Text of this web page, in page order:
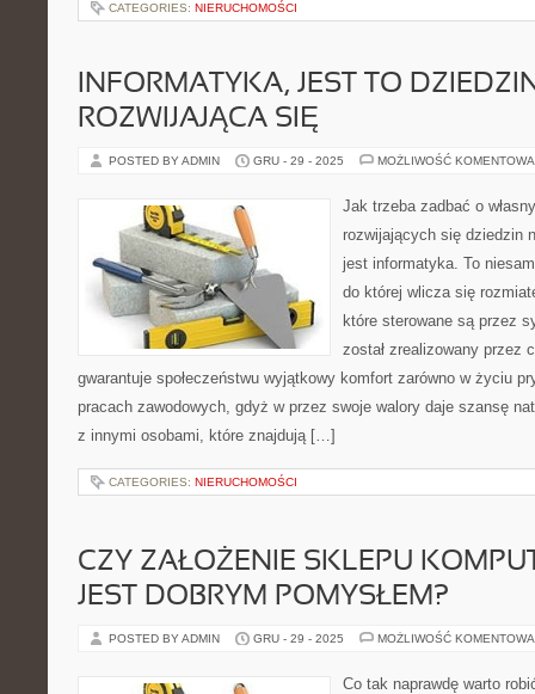
CATEGORIES: NIERUCHOMOŚCI
INFORMATYKA, JEST TO
ROZWIJAJĄCA SIĘ
POSTED BY ADMIN GRU - 29 - 2025 MOŻLIWOŚĆ
Jak trzeba zadbać o
rozwijających się dziedzin
jest informatyka. To
do której wlicza się
które sterowane są przez
został zrealizowany przez
gwarantuje społeczeństwu wyjątkowy komfort zarówno w życiu
pracach zawodowych, gdyż w przez swoje walory daje szansę
z innymi osobami, które znajdują […]
CATEGORIES: NIERUCHOMOŚCI
CZY ZAŁOŻENIE SKLEPU
JEST DOBRYM POMYSŁEM?
POSTED BY ADMIN GRU - 29 - 2025 MOŻLIWOŚĆ
Co tak naprawdę warto